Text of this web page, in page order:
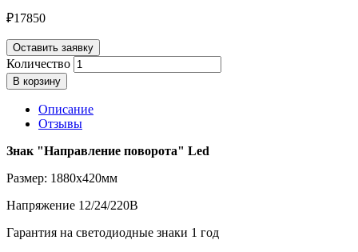
₽17850
Оставить заявку
Количество
В корзину
Описание
Отзывы
Знак "Направление поворота" Led
Размер: 1880х420мм
Напряжение 12/24/220В
Гарантия на светодиодные знаки 1 год